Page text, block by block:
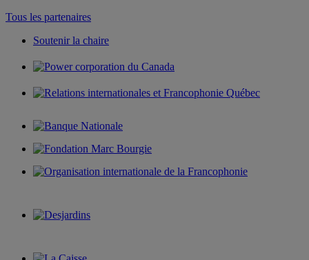
Tous les partenaires
Soutenir la chaire